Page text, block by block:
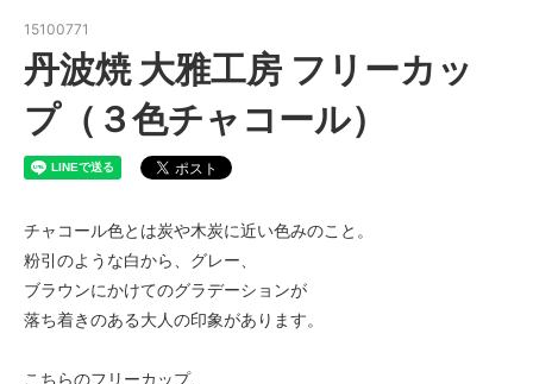
15100771
丹波焼 大雅工房 フリーカッ
プ（３色チャコール）
チャコール色とは炭や木炭に近い色みのこと。
粉引のような白から、グレー、
ブラウンにかけてのグラデーションが
落ち着きのある大人の印象があります。
こちらのフリーカップ、